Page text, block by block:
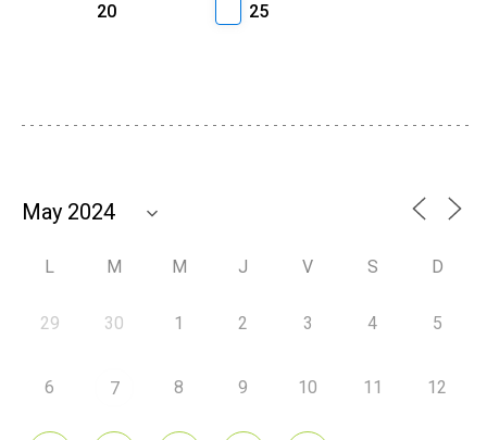
20
25
L M M J V S D
29 30 1 2 3 4 5
6 7 8 9 10 11 12